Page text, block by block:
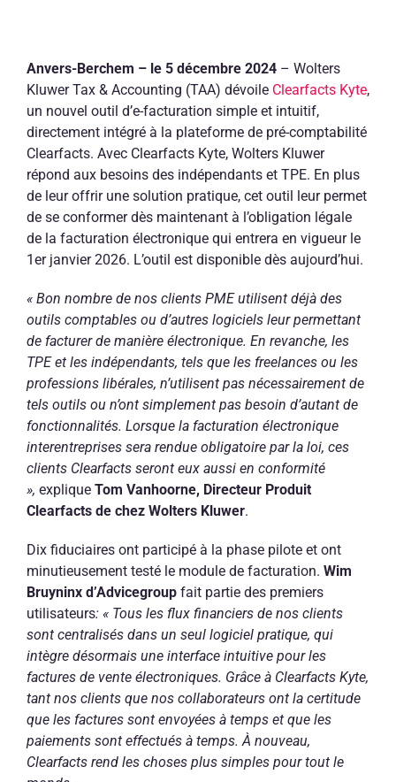
Anvers-Berchem – le 5 décembre 2024– Wolters
Kluwer Tax & Accounting (TAA) dévoile Clearfacts Kyte,
un nouvel outil d’e-facturation simple et intuitif,
directement intégré à la plateforme de pré-comptabilité
Clearfacts. Avec Clearfacts Kyte, Wolters Kluwer
répond aux besoins des indépendants et TPE. En plus
de leur offrir une solution pratique, cet outil leur permet
de se conformer dès maintenant à l’obligation légale
de la facturation électronique qui entrera en vigueur le
1er janvier 2026. L’outil est disponible dès aujourd’hui.
« Bon nombre de nos clients PME utilisent déjà des
outils comptables ou d’autres logiciels leur permettant
de facturer de manière électronique. En revanche, les
TPE et les indépendants, tels que les freelances ou les
professions libérales, n’utilisent pas nécessairement de
tels outils ou n’ont simplement pas besoin d’autant de
fonctionnalités. Lorsque la facturation électronique
interentreprises sera rendue obligatoire par la loi, ces
clients Clearfacts seront eux aussi en conformité
», explique Tom Vanhoorne, Directeur Produit
Clearfacts de chez Wolters Kluwer.
Dix fiduciaires ont participé à la phase pilote et ont
minutieusement testé le module de facturation. Wim
Bruyninx d’Advicegroupfait partie des premiers
utilisateurs: « Tous les flux financiers de nos clients
sont centralisés dans un seul logiciel pratique, qui
intègre désormais une interface intuitive pour les
factures de vente électroniques. Grâce à Clearfacts Kyte,
tant nos clients que nos collaborateurs ont la certitude
que les factures sont envoyées à temps et que les
paiements sont effectués à temps. À nouveau,
Clearfacts rend les choses plus simples pour tout le